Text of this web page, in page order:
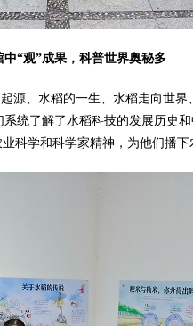
中“观”成果，科普世界奥秘多
源、水稻的一生、水稻走向世
统了解了水稻科技的发展历史
科学和科学家精神，为他们播下